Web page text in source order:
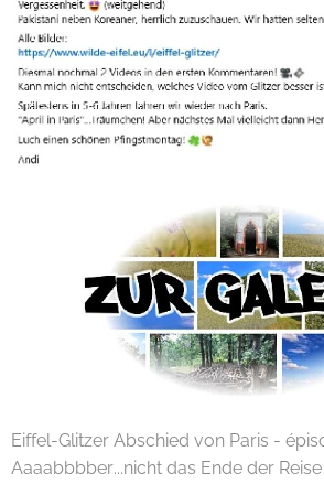
Eiffel-Glitzer Abschied von Paris -
Aaaabbbber...nicht das Ende der